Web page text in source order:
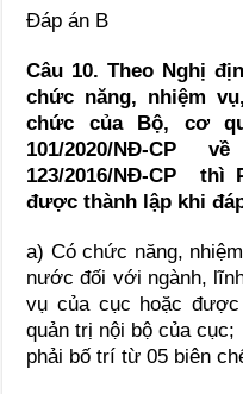
Đáp án B
Câu 10. Theo Nghị
chức năng, nhiệm
chức của Bộ, cơ
101/2020/NĐ-
123/2016/NĐ-CP thì
được thành lập khi
a) Có chức năng,
nước đối với ngành,
vụ của cục hoặc
quản trị nội bộ của
phải bố trí từ 05 biên